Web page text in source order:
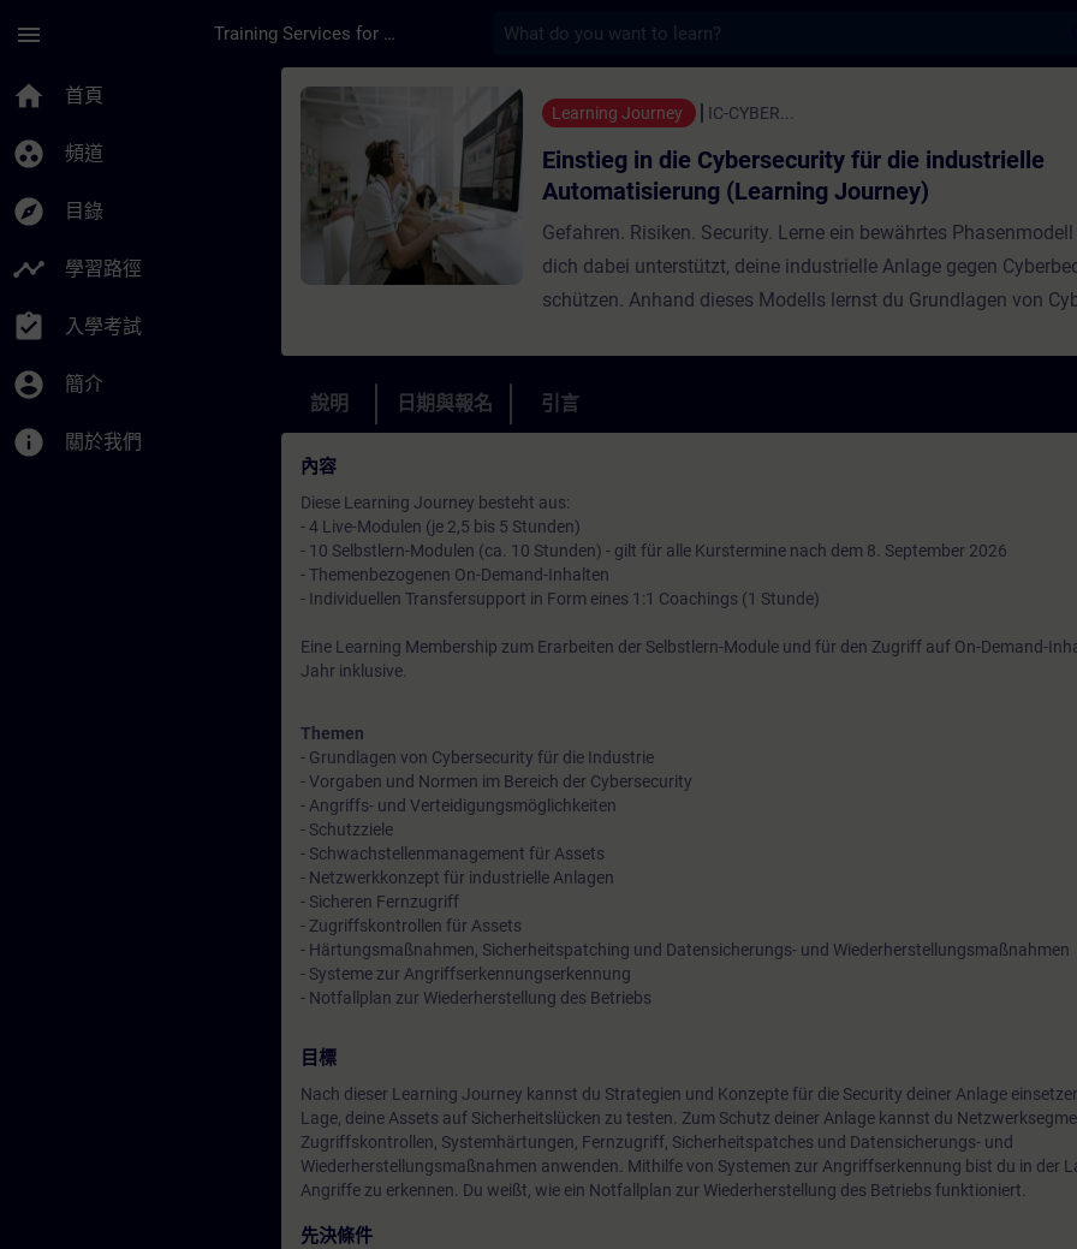
menu Training Services for Digital Industries
home 首頁
group_work 頻道
explore 目錄
timeline 學習路徑
assignment_turned_in 入學考試
account_circle 簡介
info 關於我們
課程 - Einstieg in die Cybersecurity für die industrielle
Learning Journey IC-CYBER...
Einstieg in die Cybersecurity für die industrielle
Automatisierung (Learning Journey)
Gefahren. Risiken. Security. Lerne ein bewährtes
dich dabei unterstützt, deine industrielle Anlage gegen
schützen. Anhand dieses Modells lernst du Grundlagen von
geführten Live-Modulen (online) und eigenverantwortlichen
Modulen lernst du die für deine Arbeit wichtigen Inhalte mit
Übungsumgebung bereitest du dich bereits während der
ideal auf die Praxis vor. Darüber hinaus wirst du durch
Demand-Inhalte bei deinem ganz persönlichen Praxistransfer
unterstützt.Weitere Infos zu Learning Journeys
說明 日期與報名 引言
內容
Diese Learning Journey besteht aus:
- 4 Live-Modulen (je 2,5 bis 5 Stunden)
- 10 Selbstlern-Modulen (ca. 10 Stunden) - gilt für alle Kurstermine nach dem 8. September 2026
- Themenbezogenen On-Demand-Inhalten
- Individuellen Transfersupport in Form eines 1:1 Coachings (1 Stunde)
Eine Learning Membership zum Erarbeiten der Selbstlern-Module und für den Zugriff auf On-Demand-
Jahr inklusive.
Themen
- Grundlagen von Cybersecurity für die Industrie
- Vorgaben und Normen im Bereich der Cybersecurity
- Angriffs- und Verteidigungsmöglichkeiten
- Schutzziele
- Schwachstellenmanagement für Assets
- Netzwerkkonzept für industrielle Anlagen
- Sicheren Fernzugriff
- Zugriffskontrollen für Assets
- Härtungsmaßnahmen, Sicherheitspatching und Datensicherungs- und Wiederherstellungsmaßnahmen
- Systeme zur Angriffserkennungserkennung
- Notfallplan zur Wiederherstellung des Betriebs
目標
Nach dieser Learning Journey kannst du Strategien und Konzepte für die Security deiner Anlage
Lage, deine Assets auf Sicherheitslücken zu testen. Zum Schutz deiner Anlage kannst du
Zugriffskontrollen, Systemhärtungen, Fernzugriff, Sicherheitspatches und Datensicherungs- und
Wiederherstellungsmaßnahmen anwenden. Mithilfe von Systemen zur Angriffserkennung bist du in der
Angriffe zu erkennen. Du weißt, wie ein Notfallplan zur Wiederherstellung des Betriebs funktioniert.
先決條件